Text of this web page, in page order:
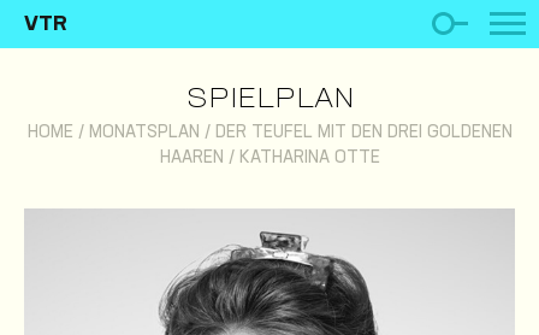
VTR
SPIELPLAN
HOME / MONATSPLAN / DER TEUFEL MIT DEN DREI GOLDENEN
HAAREN / KATHARINA OTTE